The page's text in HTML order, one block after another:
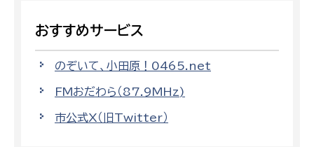
おすすめサービス
のぞいて、小田原！0465.net
FMおだわら（87.9MHz)
市公式X（旧Twitter）